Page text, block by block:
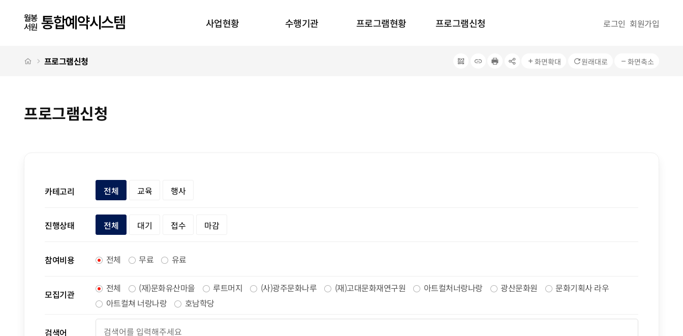
사업현황 수행기관 프로그램현황 프로그램신청 로그인 회원가입
처음으로
프로그램신청 QRcode주소복사프린터공유 화면확대 원래대로 화면축소
프로그램신청
카테고리 전체 교육 행사
진행상태 전체 대기 접수 마감
참여비용 전체 무료 유료
모집기관
전체 (재)문화유산마을 루트머지 (사)광주문화나루 (재)고대문화재연구원 아트컬처너랑나랑 광산문화원
문화기획사 라우
아트컬쳐 너랑나랑
호남학당
검색어